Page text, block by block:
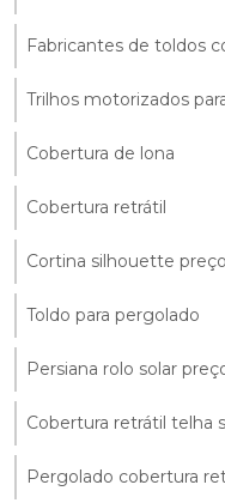
Fabricantes de toldos
Trilhos motorizados
Cobertura de lona
Cobertura retrátil
Cortina silhouette preço
Toldo para pergolado
Persiana rolo solar
Cobertura retrátil telha
Pergolado cobertura